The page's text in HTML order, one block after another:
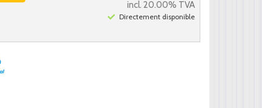
incl. 20.00% TVA
Directement disponible